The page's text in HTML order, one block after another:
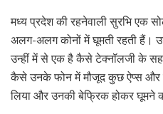
मध्य प्रदेश की रहनेवाली सुरभि एक
अलग-अलग कोनों में घूमती रहती हैं।
उन्हीं में से एक है कैसे टेक्नॉलजी के
कैसे उनके फोन में मौजूद कुछ ऐप्स और
लिया और उनकी बेफ्रिक होकर घूमने